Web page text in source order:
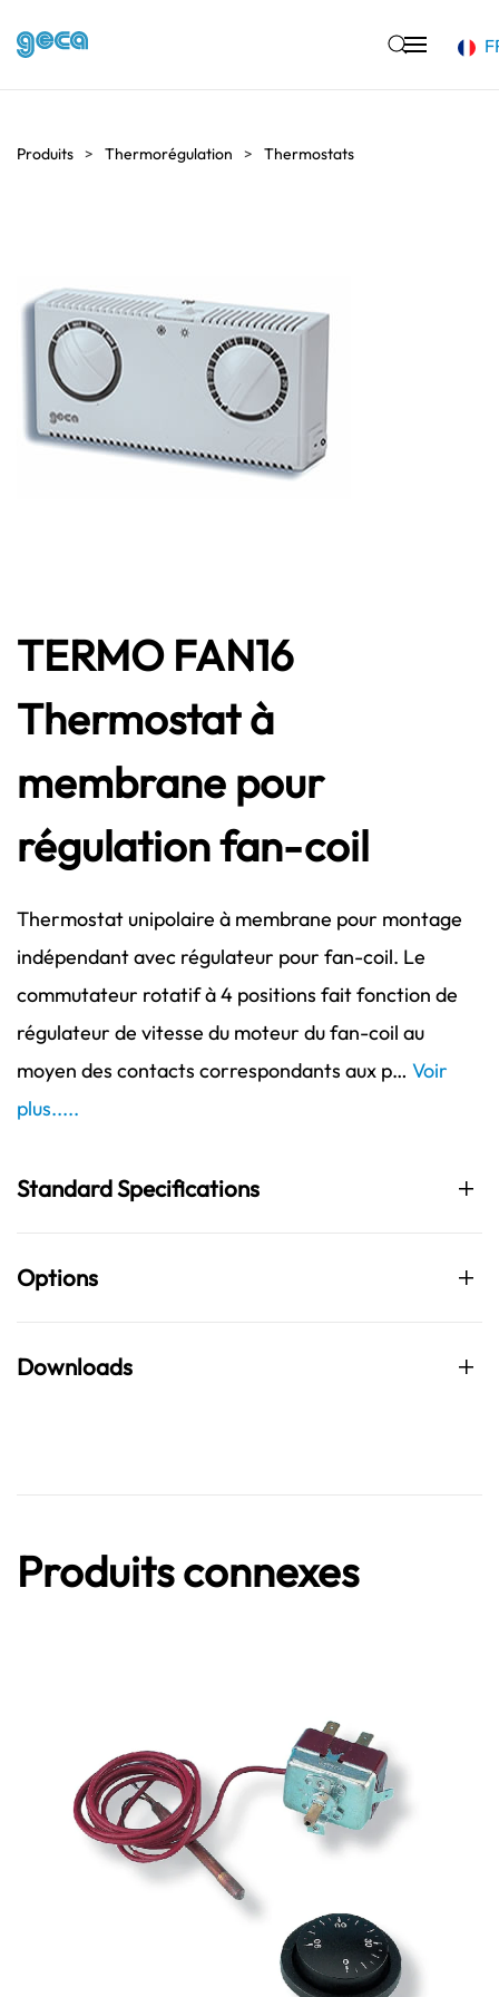
Produits Thermorégulation Thermostats
TERMO FAN16
Thermostat à
membrane pour
régulation fan-coil
Thermostat unipolaire à membrane pour montage
indépendant avec régulateur pour fan-coil. Le
commutateur rotatif à 4 positions fait fonction de
régulateur de vitesse du moteur du fan-coil au
moyen des contacts correspondants aux p… Voir
plus.....
Standard Specifications
Options
Downloads
Produits connexes